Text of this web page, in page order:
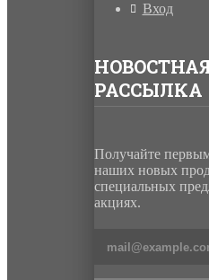
Вход
РАССЫЛКА
Получайте
наших новых
специальных
акциях.